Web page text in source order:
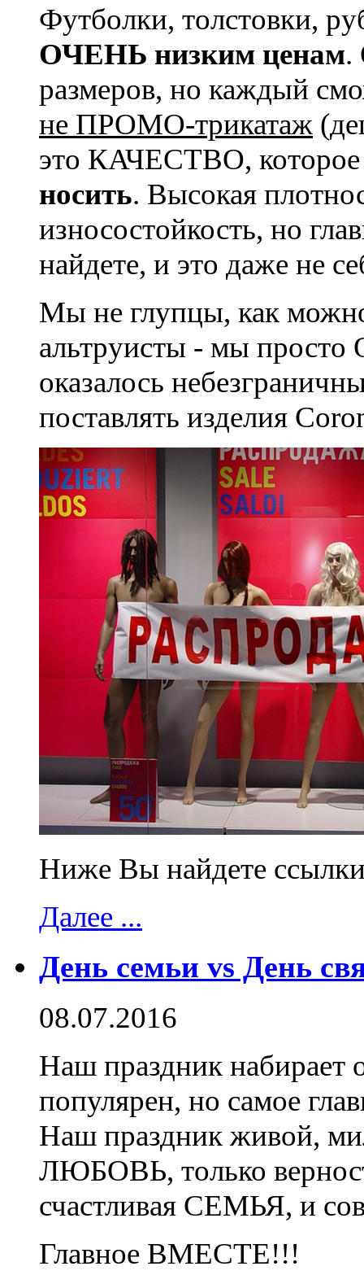
Футболки, толстовки,
ОЧЕНЬ низким ценам.
размеров, но каждый
не ПРОМО-трикатаж
это КАЧЕСТВО,
носить. Высокая
износостойкость, но
найдете, и это даже не
Мы не глупцы, как
альтруисты - мы
оказалось
поставлять изделия
Ниже Вы найдете
Далее ...
День семьи vs День
08.07.2016
Наш праздник набирает
популярен, но самое
Наш праздник живой,
ЛЮБОВЬ, только
счастливая СЕМЬЯ, и
Главное ВМЕСТЕ!!!